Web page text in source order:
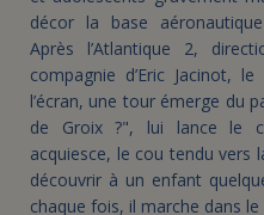
décor la base
Après l’Atlantique 2,
compagnie d’Eric Jacinot,
l’écran, une tour émerge du
de Groix ?", lui lance le
acquiesce, le cou tendu vers
découvrir à un enfant
chaque fois, il marche dans